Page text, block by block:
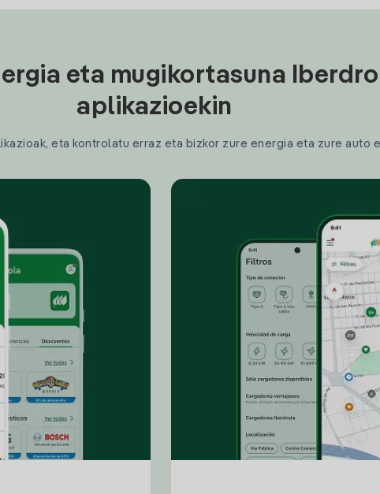
eta mugikortasuna
aplikazioekin
eta kontrolatu erraz eta bizkor zure energia eta zure auto